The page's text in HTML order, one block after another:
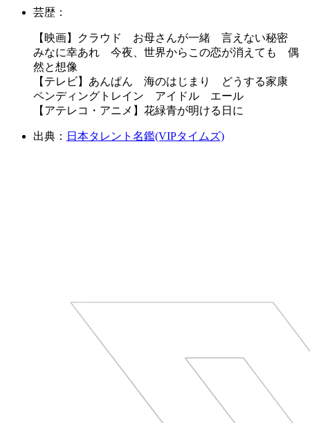
芸歴：
【映画】クラウド お母さんが一緒 言えない秘密
みなに幸あれ 今夜、世界からこの恋が消えても 偶
然と想像
【テレビ】あんぱん 海のはじまり どうする家康
ペンディングトレイン アイドル エール
【アテレコ・アニメ】花緑青が明ける日に
出典： 日本タレント名鑑(VIPタイムズ)